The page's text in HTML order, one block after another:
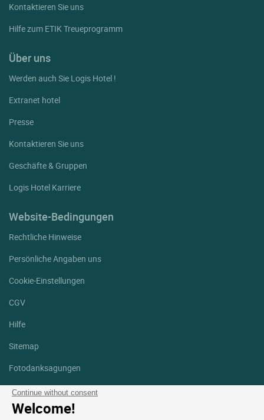
Continue without consent
Welcome!
Kontaktieren Sie uns
Hilfe zum ETIK Treueprogramm
Über uns
Werden auch Sie Logis Hotel !
Extranet hotel
Presse
Kontaktieren Sie uns
Geschäfte & Gruppen
Logis Hotel Karriere
Website-Bedingungen
Rechtliche Hinweise
Persönliche Angaben uns
Cookie-Einstellungen
CGV
Hilfe
Sitemap
Fotodanksagungen
Folgen Sie uns
Facebook